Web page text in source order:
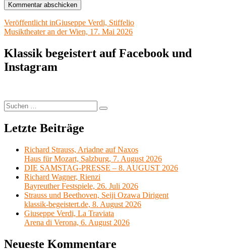
Beitragsnavigation
Veröffentlicht inGiuseppe Verdi, Stiffelio
Musiktheater an der Wien, 17. Mai 2026
Klassik begeistert auf Facebook und
Instagram
Suchen
nach:
Suchen
Letzte Beiträge
Richard Strauss, Ariadne auf Naxos
Haus für Mozart, Salzburg, 7. August 2026
DIE SAMSTAG-PRESSE – 8. AUGUST 2026
Richard Wagner, Rienzi
Bayreuther Festspiele, 26. Juli 2026
Strauss und Beethoven, Seiji Ozawa Dirigent
klassik-begeistert.de, 8. August 2026
Giuseppe Verdi, La Traviata
Arena di Verona, 6. August 2026
Neueste Kommentare